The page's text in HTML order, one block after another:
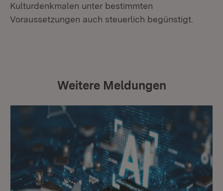
Kulturdenkmalen unter bestimmten
Voraussetzungen auch steuerlich begünstigt.
Weitere Meldungen